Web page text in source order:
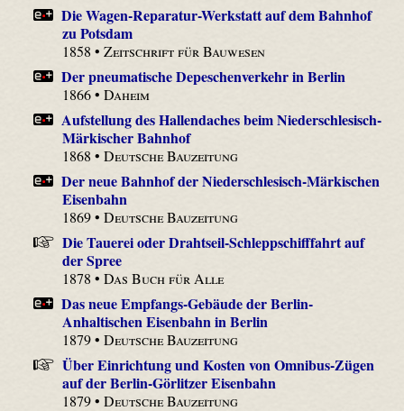
Die Wagen-Reparatur-Werkstatt auf dem Bahnhof
zu Potsdam
1858 •Zeitschrift für Bauwesen
Der pneumatische Depeschenverkehr in Berlin
1866 •Daheim
Aufstellung des Hallendaches beim Niederschlesisch-
Märkischer Bahnhof
1868 •Deutsche Bauzeitung
Der neue Bahnhof der Niederschlesisch-Märkischen
Eisenbahn
1869 •Deutsche Bauzeitung
Die Tauerei oder Drahtseil-Schleppschifffahrt auf
der Spree
1878 •Das Buch für Alle
Das neue Empfangs-Gebäude der Berlin-
Anhaltischen Eisenbahn in Berlin
1879 •Deutsche Bauzeitung
Über Einrichtung und Kosten von Omnibus-Zügen
auf der Berlin-Görlitzer Eisenbahn
1879 •Deutsche Bauzeitung